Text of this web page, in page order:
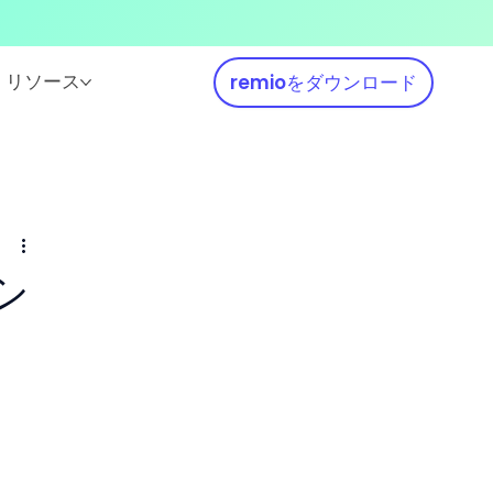
リソース remioをダウンロード